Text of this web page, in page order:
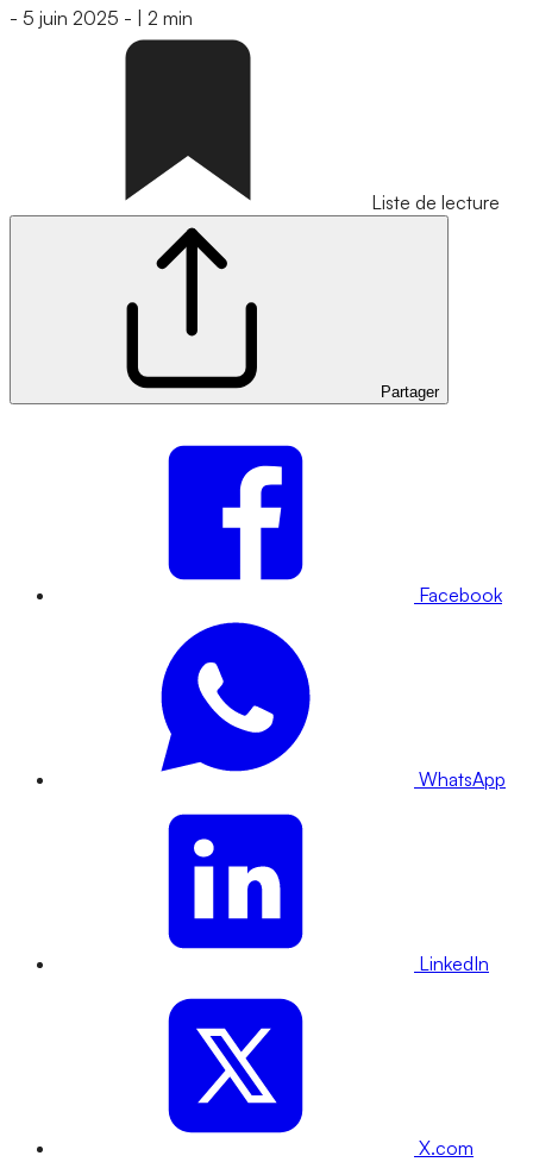
- 5 juin 2025 - 2 min
Liste de lecture
Partager
Facebook
WhatsApp
LinkedIn
X.com